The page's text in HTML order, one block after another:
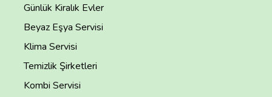
Günlük Kiralık Evler
Beyaz Eşya Servisi
Klima Servisi
Temizlik Şirketleri
Kombi Servisi